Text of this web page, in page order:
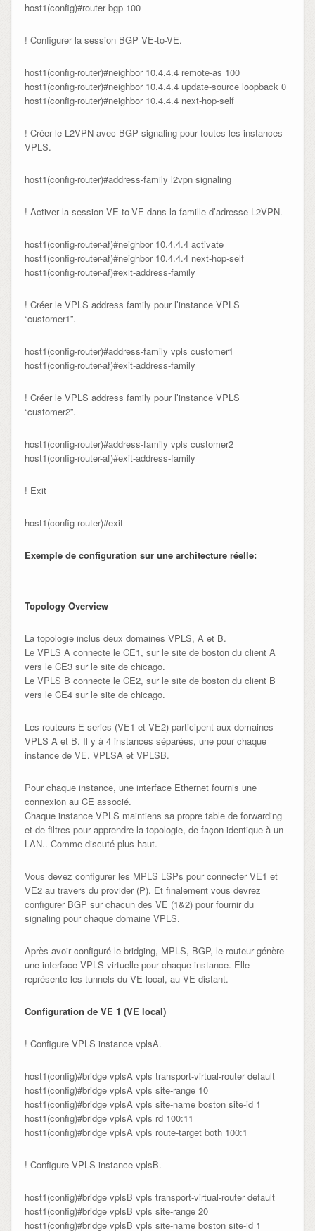
host1(config)#router bgp 100
! Configurer la session BGP VE-to-VE.
host1(config-router)#neighbor 10.4.4.4 remote-as 100
host1(config-router)#neighbor 10.4.4.4 update-source loopback 0
host1(config-router)#neighbor 10.4.4.4 next-hop-self
! Créer le L2VPN avec BGP signaling pour toutes les instances
VPLS.
host1(config-router)#address-family l2vpn signaling
! Activer la session VE-to-VE dans la famille d’adresse L2VPN.
host1(config-router-af)#neighbor 10.4.4.4 activate
host1(config-router-af)#neighbor 10.4.4.4 next-hop-self
host1(config-router-af)#exit-address-family
! Créer le VPLS address family pour l’instance VPLS
“customer1”.
host1(config-router)#address-family vpls customer1
host1(config-router-af)#exit-address-family
! Créer le VPLS address family pour l’instance VPLS
“customer2”.
host1(config-router)#address-family vpls customer2
host1(config-router-af)#exit-address-family
! Exit
host1(config-router)#exit
Exemple de configuration sur une architecture réelle:
Topology Overview
La topologie inclus deux domaines VPLS, A et B.
Le VPLS A connecte le CE1, sur le site de boston du client A
vers le CE3 sur le site de chicago.
Le VPLS B connecte le CE2, sur le site de boston du client B
vers le CE4 sur le site de chicago.
Les routeurs E-series (VE1 et VE2) participent aux domaines
VPLS A et B. Il y à 4 instances séparées, une pour chaque
instance de VE. VPLSA et VPLSB.
Pour chaque instance, une interface Ethernet fournis une
connexion au CE associé.
Chaque instance VPLS maintiens sa propre table de forwarding
et de filtres pour apprendre la topologie, de façon identique à un
LAN.. Comme discuté plus haut.
Vous devez configurer les MPLS LSPs pour connecter VE1 et
VE2 au travers du provider (P). Et finalement vous devrez
configurer BGP sur chacun des VE (1&2) pour fournir du
signaling pour chaque domaine VPLS.
Après avoir configuré le bridging, MPLS, BGP, le routeur génère
une interface VPLS virtuelle pour chaque instance. Elle
représente les tunnels du VE local, au VE distant.
Configuration de VE 1 (VE local)
! Configure VPLS instance vplsA.
host1(config)#bridge vplsA vpls transport-virtual-router default
host1(config)#bridge vplsA vpls site-range 10
host1(config)#bridge vplsA vpls site-name boston site-id 1
host1(config)#bridge vplsA vpls rd 100:11
host1(config)#bridge vplsA vpls route-target both 100:1
! Configure VPLS instance vplsB.
host1(config)#bridge vplsB vpls transport-virtual-router default
host1(config)#bridge vplsB vpls site-range 20
host1(config)#bridge vplsB vpls site-name boston site-id 1